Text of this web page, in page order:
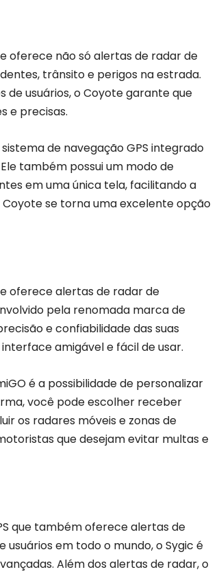
oferece não só alertas de radar de
trânsito e perigos na estrada.
de usuários, o Coyote garante que
e precisas.
de navegação GPS integrado
também possui um modo de
em uma única tela, facilitando a
se torna uma excelente opção
oferece alertas de radar de
pela renomada marca de
e confiabilidade das suas
amigável e fácil de usar.
é a possibilidade de personalizar
você pode escolher receber
os radares móveis e zonas de
que desejam evitar multas e
que também oferece alertas de
usuários em todo o mundo, o Sygic é
Além dos alertas de radar, o